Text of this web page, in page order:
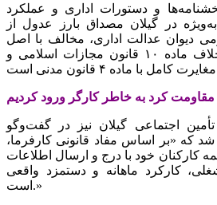
و دستورات اداری و عملکرد
در گیلان مصداق بارز عدول از
عمومی دیوان عدالت اداری، مخالف با اصل
۱۶۹ قانون اساسی و برخلاف ماده ۱۰ قانون مجازات اسلامی و
اجتماعی گیلان نیز در گفت‌وگو
که «بر اساس مفاد قانونی کارفرما،
کارکنان خود با درج و ارسال اطلاعات
کارکرد ماهانه و دستمزد واقعی
است.»